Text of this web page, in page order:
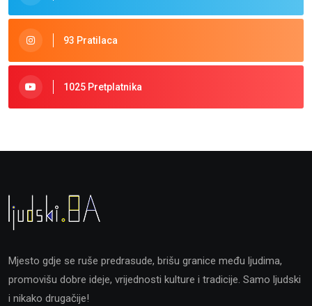
93 Pratilaca
1025 Pretplatnika
Mjesto gdje se ruše predrasude, brišu granice među ljudima,
promovišu dobre ideje, vrijednosti kulture i tradicije. Samo ljudski
i nikako drugačije!